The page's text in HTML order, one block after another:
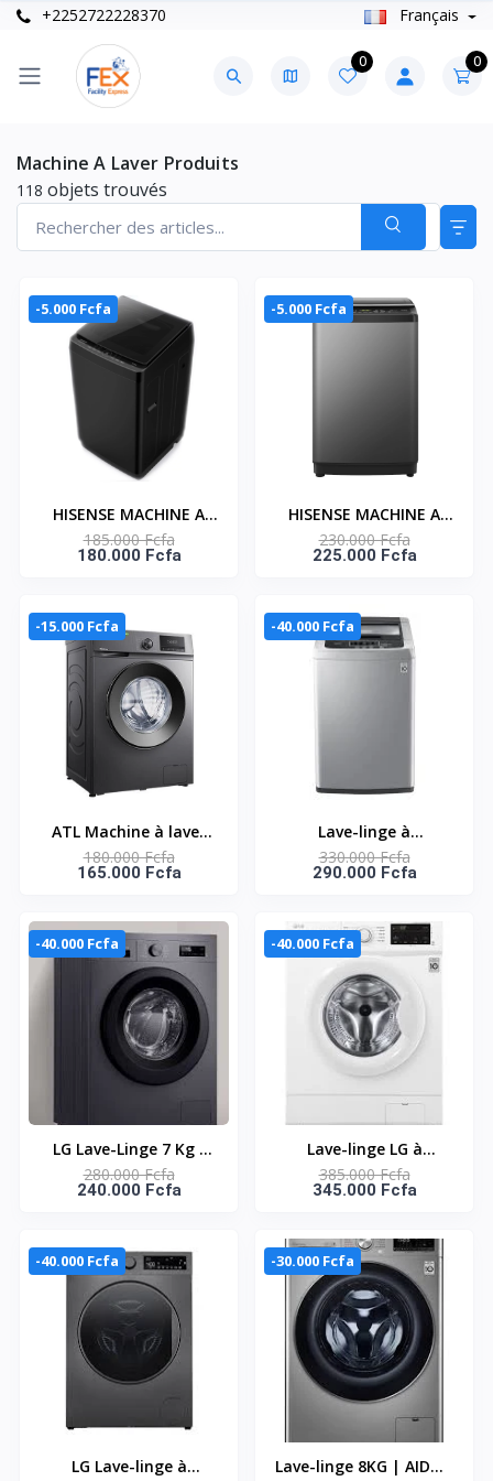
+2252722228370 Français
0 0
Machine A Laver Produits
118 objets trouvés
-5.000 Fcfa
HISENSE MACHINE A
LAVER 9KG TOP LOAD
BUBBLE CLEAN -
WT3K9022UB
185.000 Fcfa
180.000 Fcfa
-5.000 Fcfa
HISENSE MACHINE A
LAVER TOP LOAD 11KG-
BUBBLE CLEAN -
230.000 Fcfa
225.000 Fcfa
-15.000 Fcfa
ATL Machine à laver
automatique - 7Kg -
Inverter - 1400 Tpm
180.000 Fcfa
165.000 Fcfa
-40.000 Fcfa
Lave-linge à
chargement par le
haut Smart Inverter, 8
330.000 Fcfa
290.000 Fcfa
-40.000 Fcfa
LG Lave-Linge 7 Kg -
F2Y1Hyp6J - à
Chargement Fronta
Entièrement
Automatique - 6
Motion Direct Drive -
Steam + - Smart
Diagnosis
280.000 Fcfa
240.000 Fcfa
-40.000 Fcfa
Lave-linge LG à
chargement frontal 8
kg, blanc FH2J3TDNG0P
385.000 Fcfa
345.000 Fcfa
-40.000 Fcfa
LG Lave-linge à
-30.000 Fcfa
Lave-linge 8KG | AIDD™